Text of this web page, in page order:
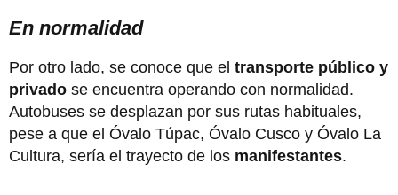
En normalidad
Por otro lado, se conoce que el transporte público y
privado se encuentra operando con normalidad.
Autobuses se desplazan por sus rutas habituales,
pese a que el Óvalo Túpac, Óvalo Cusco y Óvalo La
Cultura, sería el trayecto de los manifestantes.